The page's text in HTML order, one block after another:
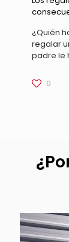
¿Quién
regalar
padre le
0